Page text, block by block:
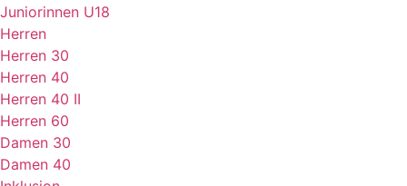
Juniorinnen U18
Herren
Herren 30
Herren 40
Herren 40 II
Herren 60
Damen 30
Damen 40